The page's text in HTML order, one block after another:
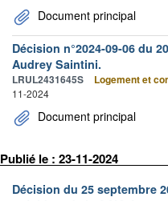
Document principal
Décision n°2024-09-06 du
Audrey Saintini.
LRUL2431645S Logement et
11-2024
Document principal
Publié le : 23-11-2024
Décision du 25 septembre